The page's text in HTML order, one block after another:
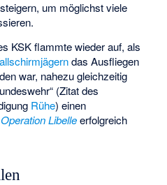
um möglichst viele
KSK flammte wieder auf, als
das Ausfliegen
war, nahezu gleichzeitig
(Zitat des
Rühe) einen
Operation Libelleerfolgreich